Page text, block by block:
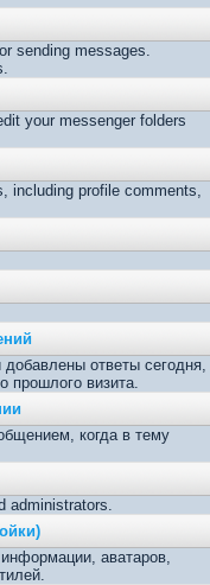
sending messages.
your messenger folders
including profile comments,
ответы сегодня,
прошлого визита.
когда в тему
administrators.
информации, аватаров,